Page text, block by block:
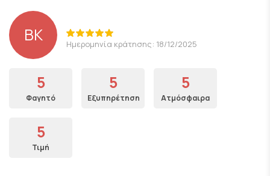
ΒΚ Ημερομηνία κράτησης: 18/12/2025
5
Φαγητό
5
Εξυπηρέτηση
5
Ατμόσφαιρα
5
Τιμή